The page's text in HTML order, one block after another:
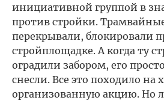
инициативной группой в
против стройки.
перекрывали, блокировали
стройплощадке. А когда ту
оградили забором, его
снесли. Все это походило на
организованную акцию. Но